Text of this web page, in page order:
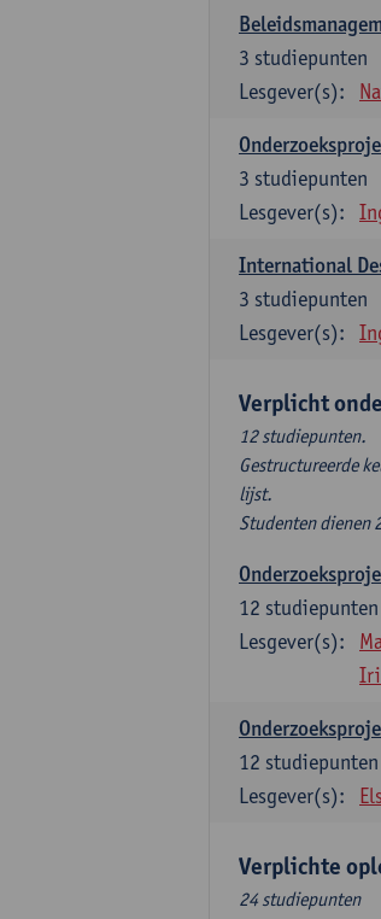
3 studiepunten
Lesgever(s):
3 studiepunten
Lesgever(s):
International
3 studiepunten
Lesgever(s):
Verplicht
12 studiepunten.
Gestructureerde
lijst.
Studenten dienen
12 studiepunten
Lesgever(s):
12 studiepunten
Lesgever(s):
Verplichte
24 studiepunten